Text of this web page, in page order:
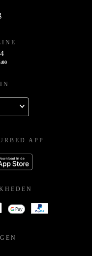
APP